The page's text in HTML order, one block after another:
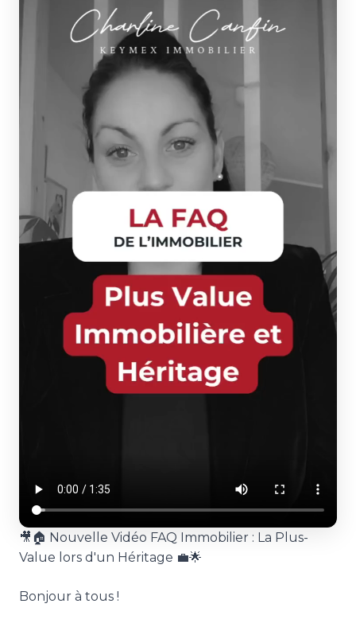
🎥🏠 Nouvelle Vidéo FAQ Immobilier : La Plus-
Value lors d'un Héritage 💼🌟
Bonjour à tous !